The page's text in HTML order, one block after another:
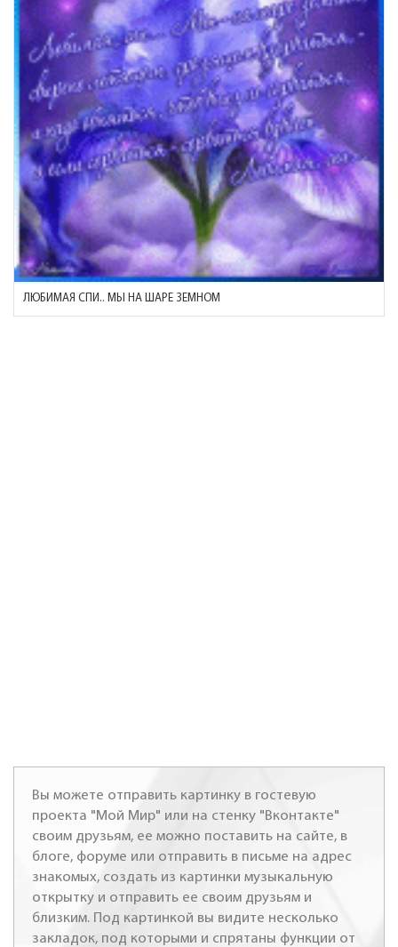
ЛЮБИМАЯ СПИ.. МЫ НА ШАРЕ ЗЕМНОМ
Вы можете отправить картинку в гостевую
проекта "Мой Мир" или на стенку "Вконтакте"
своим друзьям, ее можно поставить на сайте, в
блоге, форуме или отправить в письме на адрес
знакомых, создать из картинки музыкальную
открытку и отправить ее своим друзьям и
близким. Под картинкой вы видите несколько
закладок, под которыми и спрятаны функции от